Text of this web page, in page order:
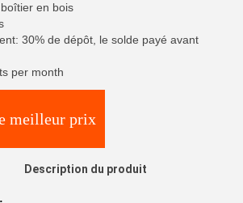
en bois
30% de dépôt, le solde payé avant
per month
meilleur prix
Description du produit